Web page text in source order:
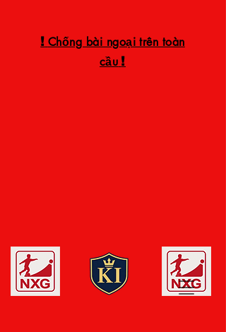
! Chống bài ngoại trên toàn
cầu !